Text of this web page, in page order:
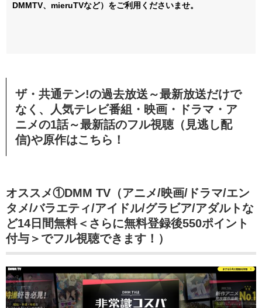
DMMTV、mieruTVなど）をご利用くださいませ。
ザ・共通テン!の過去放送～最新放送だけで
なく、人気テレビ番組・映画・ドラマ・ア
ニメの1話～最新話のフル視聴（見逃し配
信)や原作はこちら！
オススメ①DMM TV（アニメ/映画/ドラマ/エン
タメ/バラエティ/アイドル/グラビア/アダルトな
ど14日間無料＜さらに無料登録後550ポイント
付与＞でフル視聴できます！）